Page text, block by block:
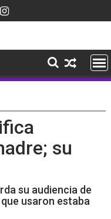
su
su audiencia de
usaron estaba